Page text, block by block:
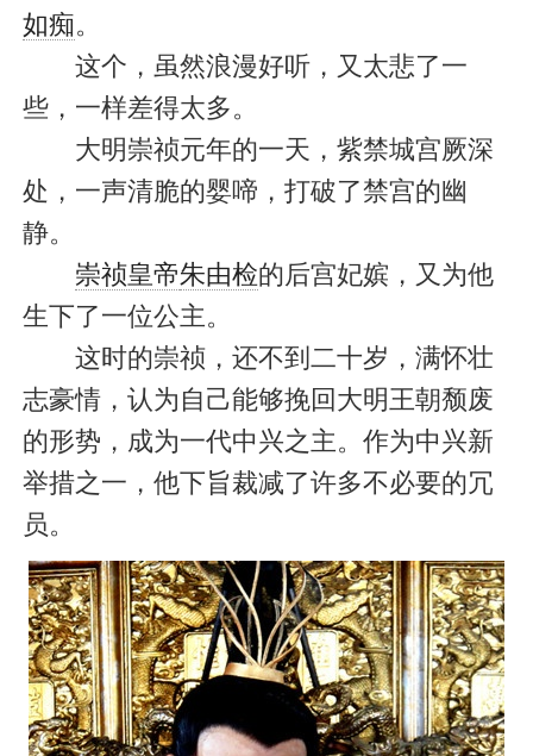
如痴。
这个，虽然浪漫好听，又太悲了一
些，一样差得太多。
大明崇祯元年的一天，紫禁城宫厥深
处，一声清脆的婴啼，打破了禁宫的幽
静。
崇祯皇帝朱由检的后宫妃嫔，又为他
生下了一位公主。
这时的崇祯，还不到二十岁，满怀壮
志豪情，认为自己能够挽回大明王朝颓废
的形势，成为一代中兴之主。作为中兴新
举措之一，他下旨裁减了许多不必要的冗
员。